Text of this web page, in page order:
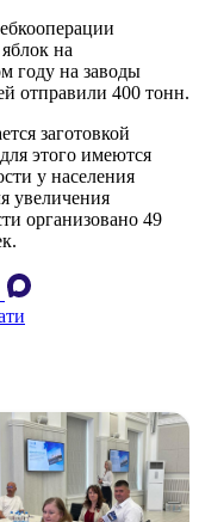
на
году на заводы
отправили 400 тонн.
заготовкой
этого имеются
у населения
увеличения
организовано 49